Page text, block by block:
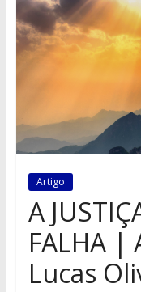
Artigo
A
FALHA |
Lucas